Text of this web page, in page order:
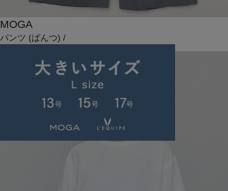
MOGA
パンツ (ぱんつ) /